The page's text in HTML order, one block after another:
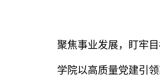
聚焦事业发展，盯牢
学院以高质量党建引